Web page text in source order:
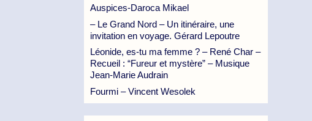
Auspices-Daroca Mikael
– Le Grand Nord – Un itinéraire, une
invitation en voyage. Gérard Lepoutre
Léonide, es-tu ma femme ? – René Char –
Recueil : “Fureur et mystère” – Musique
Jean-Marie Audrain
Fourmi – Vincent Wesolek